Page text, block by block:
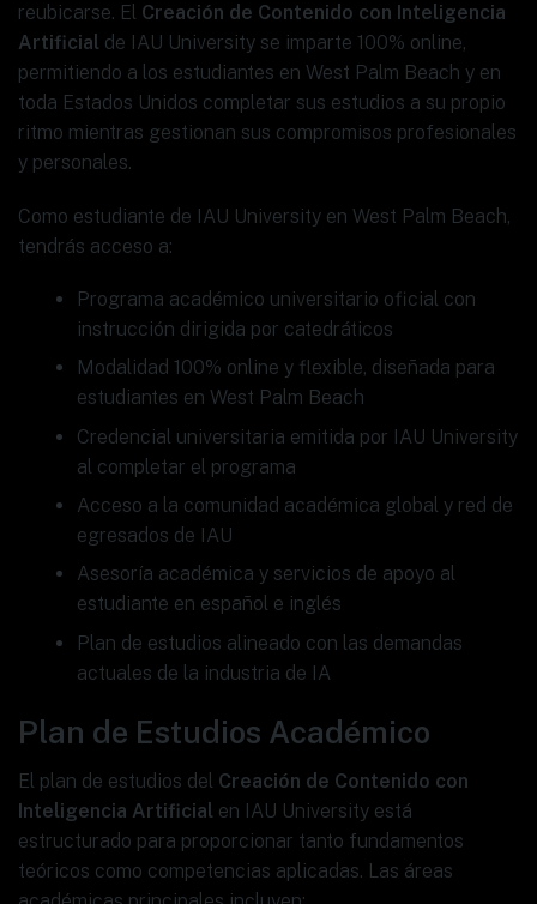
reubicarse. El Creación de Contenido con Inteligencia
Artificial de IAU University se imparte 100% online,
permitiendo a los estudiantes en West Palm Beach y en
toda Estados Unidos completar sus estudios a su propio
ritmo mientras gestionan sus compromisos profesionales
y personales.
Como estudiante de IAU University en West Palm Beach,
tendrás acceso a:
Programa académico universitario oficial con
instrucción dirigida por catedráticos
Modalidad 100% online y flexible, diseñada para
estudiantes en West Palm Beach
Credencial universitaria emitida por IAU University
al completar el programa
Acceso a la comunidad académica global y red de
egresados de IAU
Asesoría académica y servicios de apoyo al
estudiante en español e inglés
Plan de estudios alineado con las demandas
actuales de la industria de IA
Plan de Estudios Académico
El plan de estudios del Creación de Contenido con
Inteligencia Artificial en IAU University está
estructurado para proporcionar tanto fundamentos
teóricos como competencias aplicadas. Las áreas